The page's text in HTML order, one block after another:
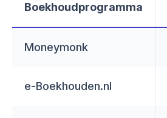
Boekhoudprogramma
Moneymonk
e-Boekhouden.nl